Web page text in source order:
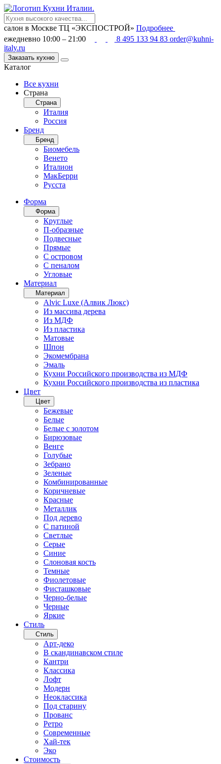
салон в Москве ТЦ «ЭКСПОСТРОЙ» Подробнее
ежедневно 10:00 – 21:00
8 495 133 94 83 order@kuhni-
italy.ru
Заказать кухню
Каталог
Все кухни
Страна
Страна
Италия
Россия
Бренд
Бренд
Биомебель
Венето
Италион
МакБерри
Русста
Форма
Форма
Круглые
П-образные
Подвесные
Прямые
С островом
С пеналом
Угловые
Материал
Материал
Alvic Luxe (Алвик Люкс)
Из массива дерева
Из МДФ
Из пластика
Матовые
Шпон
Экомембрана
Эмаль
Кухни Российского производства из МДФ
Кухни Российского производства из пластика
Цвет
Цвет
Бежевые
Белые
Белые с золотом
Бирюзовые
Венге
Голубые
Зебрано
Зеленые
Комбинированные
Коричневые
Красные
Металлик
Под дерево
С патиной
Светлые
Серые
Синие
Слоновая кость
Темные
Фиолетовые
Фисташковые
Черно-белые
Черные
Яркие
Стиль
Стиль
Арт-деко
В скандинавском стиле
Кантри
Классика
Лофт
Модерн
Неоклассика
Под старину
Прованс
Ретро
Современные
Хай-тек
Эко
Стоимость